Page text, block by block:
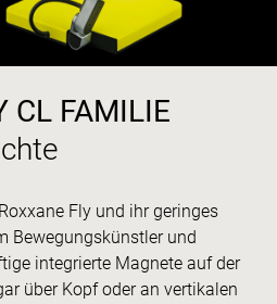
CL FAMILIE
Fly und ihr geringes
Bewegungskünstler und
integrierte Magnete auf der
über Kopf oder an vertikalen